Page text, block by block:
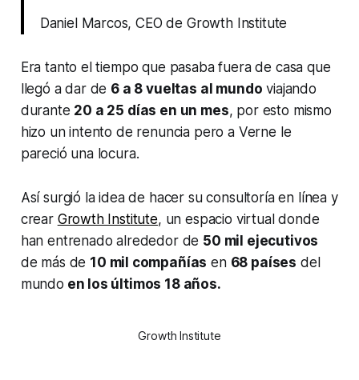
Daniel Marcos, CEO de Growth Institute
Era tanto el tiempo que pasaba fuera de casa que
llegó a dar de 6 a 8 vueltas al mundo viajando
durante 20 a 25 días en un mes, por esto mismo
hizo un intento de renuncia pero a Verne le
pareció una locura.
Así surgió la idea de hacer su consultoría en línea y
crear Growth Institute, un espacio virtual donde
han entrenado alrededor de 50 mil ejecutivos
de más de 10 mil compañías en 68 países del
mundo en los últimos 18 años.
Growth Institute